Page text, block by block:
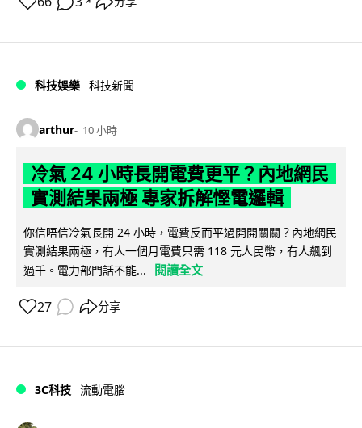
科技娛樂 科技新聞
arthur 10 小時
冷氣 24 小時長開電費更平？內地網民
實測結果兩極 專家拆解慳電邏輯
你信唔信冷氣長開 24 小時，電費反而平過開開關關？內地網民
實測結果兩極，有人一個月電費只需 118 元人民幣，有人飆到
過千。電力部門話不能...
閱讀全文
27 分享
3C科技 流動電腦